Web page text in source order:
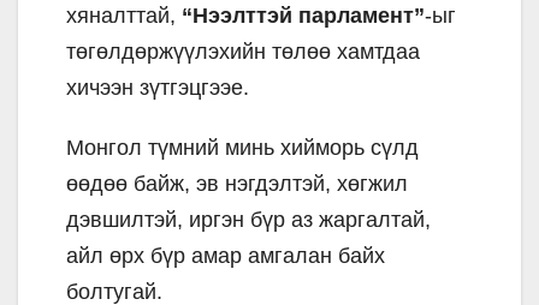
хяналттай, “Нээлттэй парламент”-ыг
төгөлдөржүүлэхийн төлөө хамтдаа
хичээн зүтгэцгээе.
Монгол түмний минь хийморь сүлд
өөдөө байж, эв нэгдэлтэй, хөгжил
дэвшилтэй, иргэн бүр аз жаргалтай,
айл өрх бүр амар амгалан байх
болтугай.